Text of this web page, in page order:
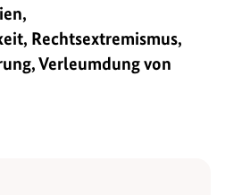
Rechtsextremismus,
Verleumdung von